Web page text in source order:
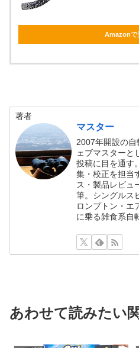
Amazonで
著者
マスター
2007年開設の自
ェブマスターと
投稿に目を通す
集・校正を担当
ス・製品レビュ
筆。シングルス
ロンプトン・エ
に乗る雑食系自
あわせて読みたい